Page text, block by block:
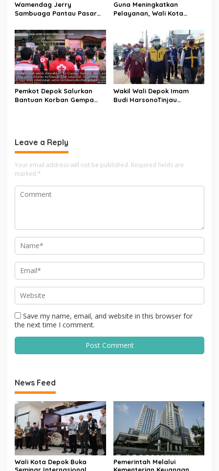
Wamendag Jerry
Sambuaga Pantau Pasar
Ketersediaan Bapok Aman
dan Harga Terkendali
Guna Meningkatkan
Pelayanan, Wali Kota
Resmikan Rehabilitasi 11
Kantor Pemerintahan
Pemkot Depok Salurkan
Bantuan Korban Gempa
Wakil Wali Depok Imam
Budi HarsonoTinjau
Leave a Reply
Your email address will not be published. Required fields are
marked *
Save my name, email, and website in this browser for
the next time I comment.
News Feed
Wali Kota Depok Buka
Seminar Internasional
Pemerintah Melalui
Kementerian Keuangan